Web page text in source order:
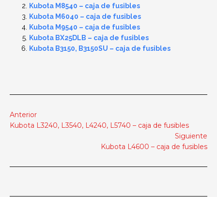
Kubota M8540 – caja de fusibles
Kubota M6040 – caja de fusibles
Kubota M9540 – caja de fusibles
Kubota BX25DLB – caja de fusibles
Kubota B3150, B3150SU – caja de fusibles
Anterior
Kubota L3240, L3540, L4240, L5740 – caja de fusibles
Siguiente
Kubota L4600 – caja de fusibles